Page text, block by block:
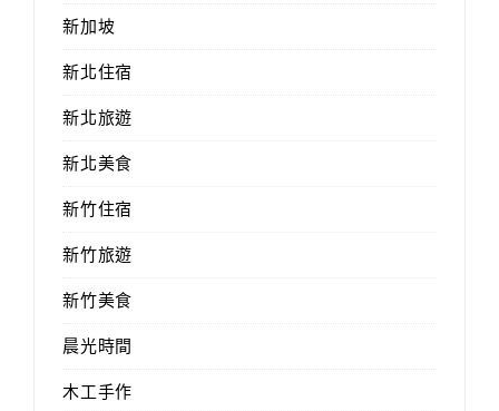
新加坡
新北住宿
新北旅遊
新北美食
新竹住宿
新竹旅遊
新竹美食
晨光時間
木工手作